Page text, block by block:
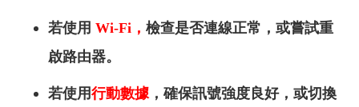
若使用 Wi-Fi， 檢查是否連線正常，或嘗試重
啟路由器。
若使用行動數據 ，確保訊號強度良好，或切換